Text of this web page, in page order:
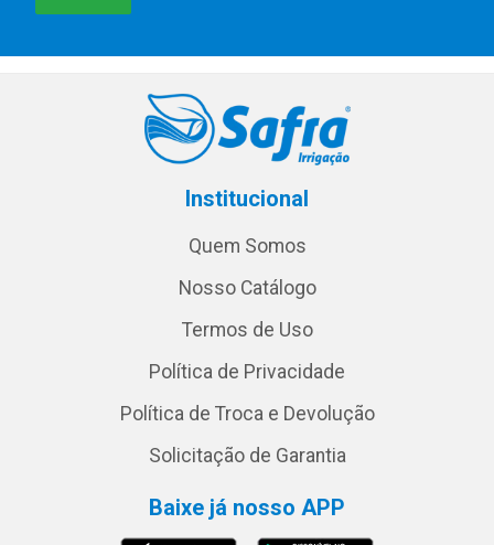
Institucional
Quem Somos
Nosso Catálogo
Termos de Uso
Política de Privacidade
Política de Troca e Devolução
Solicitação de Garantia
Baixe já nosso APP